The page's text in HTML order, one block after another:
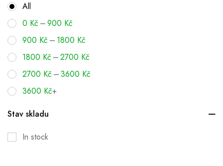
All
0 Kč –900 Kč
900 Kč – 1800 Kč
1800 Kč –2700 Kč
2700 Kč –3600 Kč
3600 Kč+
Stav skladu
In stock